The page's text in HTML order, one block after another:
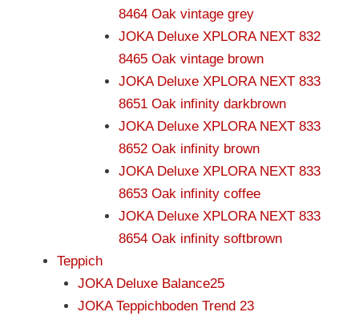
8464 Oak vintage grey
JOKA Deluxe XPLORA NEXT 832
8465 Oak vintage brown
JOKA Deluxe XPLORA NEXT 833
8651 Oak infinity darkbrown
JOKA Deluxe XPLORA NEXT 833
8652 Oak infinity brown
JOKA Deluxe XPLORA NEXT 833
8653 Oak infinity coffee
JOKA Deluxe XPLORA NEXT 833
8654 Oak infinity softbrown
Teppich
JOKA Deluxe Balance25
JOKA Teppichboden Trend 23